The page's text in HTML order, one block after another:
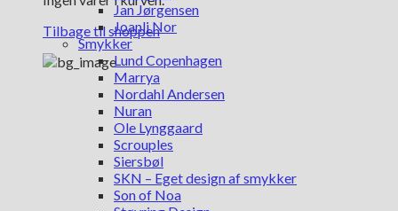
Tilbage til shoppen
Jan Jørgensen
Joanli Nor
Smykker
Lund Copenhagen
Marrya
Nordahl Andersen
Nuran
Ole Lynggaard
Scrouples
Siersbøl
SKN – Eget design af smykker
Son of Noa